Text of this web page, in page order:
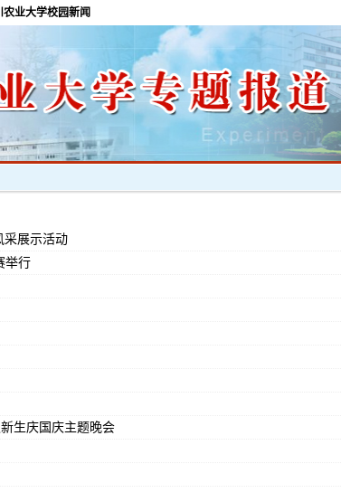
农业大学校园新闻
采展示活动
举行
生庆国庆主题晚会